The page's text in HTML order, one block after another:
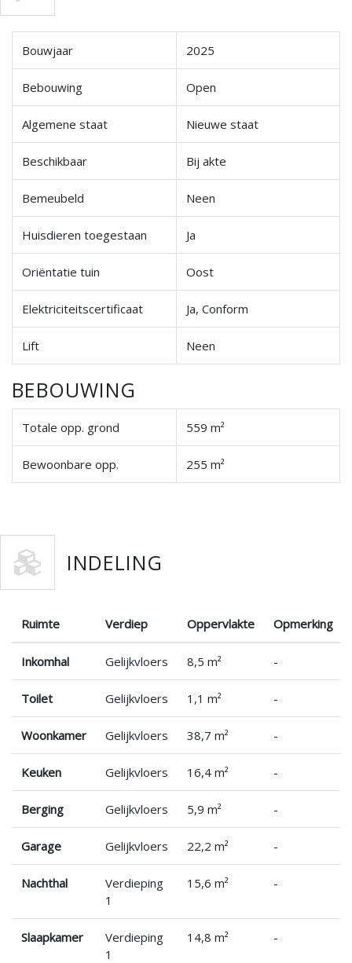
Bouwjaar 2025
Bebouwing Open
Algemene staat Nieuwe staat
Beschikbaar Bij akte
Bemeubeld Neen
Huisdieren toegestaan Ja
Oriëntatie tuin Oost
Elektriciteitscertificaat Ja, Conform
Lift Neen
BEBOUWING
Totale opp. grond 559 m²
Bewoonbare opp. 255 m²
INDELING
Ruimte Verdiep Oppervlakte Opmerking
Inkomhal Gelijkvloers 8,5 m² -
Toilet Gelijkvloers 1,1 m² -
Woonkamer Gelijkvloers 38,7 m² -
Keuken Gelijkvloers 16,4 m² -
Berging Gelijkvloers 5,9 m² -
Garage Gelijkvloers 22,2 m² -
Nachthal
Verdieping
1
15,6 m² -
Slaapkamer
Verdieping
1
14,8 m² -